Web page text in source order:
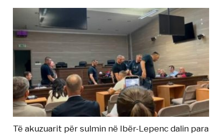
Të akuzuarit për sulmin në Ibër-Lepenc dalin para